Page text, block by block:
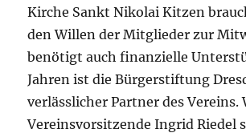
Kirche Sankt Nikolai Kitzen
den Willen der Mitglieder zur
benötigt auch finanzielle
Jahren ist die Bürgerstiftung
verlässlicher Partner des Vereins.
Vereinsvorsitzende Ingrid Riedel